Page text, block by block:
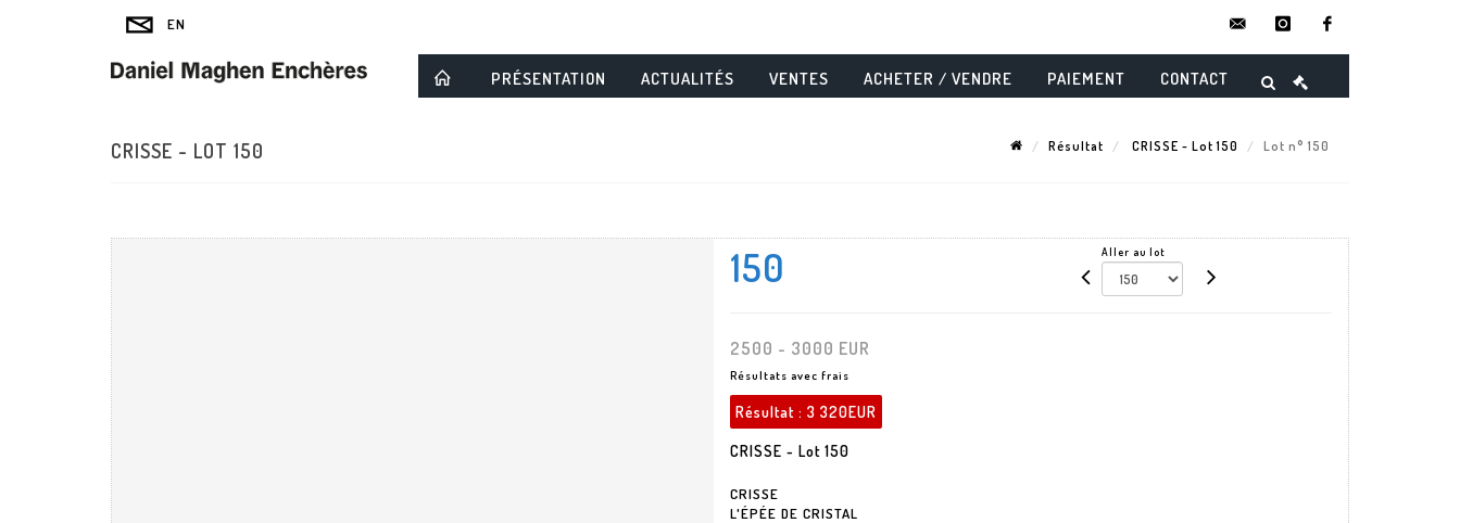
instagram
PRÉSENTATION ACTUALITÉS VENTES ACHETER / VENDRE PAIEMENT CONTACT
CRISSE - LOT 150 Résultat CRISSE - Lot 150 Lot n° 150
150 Aller au lot
2500 - 3000 EUR
Résultats avec frais
Résultat : 3 320EUR
CRISSE - Lot 150
CRISSE
L'ÉPÉE DE CRISTAL